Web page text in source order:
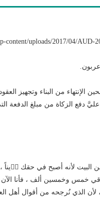
الإنتهاء من البناء وتجهيز
دفع الزكاة من مبلغ الدفعة
البيت لأنه أصبح في حقك دٙيناً
خمس وخمسين ألف ، فأنا
لأن الذي نُرجحه من أقوال أهل